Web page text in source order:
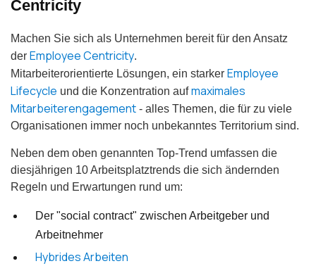
Centricity
Machen Sie sich als Unternehmen bereit für den Ansatz
der Employee Centricity.
Mitarbeiterorientierte Lösungen, ein starker Employee
Lifecycle und die Konzentration aufmaximales
Mitarbeiterengagement - alles Themen, die für zu viele
Organisationen immer noch unbekanntes Territorium sind.
Neben dem oben genannten Top-Trend umfassen die
diesjährigen 10 Arbeitsplatztrends die sich ändernden
Regeln und Erwartungen rund um:
Der "social contract" zwischen Arbeitgeber und
Arbeitnehmer
Hybrides Arbeiten